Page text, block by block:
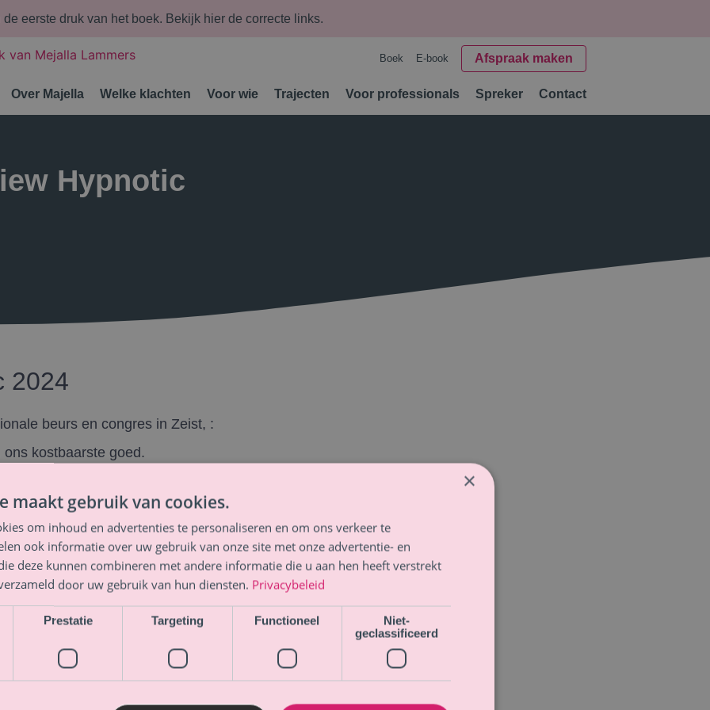
eerste druk van het boek. Bekijk hier de correcte links.
Boek E-book Afspraak maken
Over Majella Welke klachten Voor wie Trajecten Voor professionals Spreker Contact
Hypnotic
2024
beurs en congres in Zeist, :
kostbaarste goed.
enthousiast. Wat een heerlijk
speelse serieusheid.
ontzettend veel waardevolle
en ouders, wellicht nog enkele
een kind met klachten. Majella
×
maakt gebruik van cookies.
om inhoud en advertenties te personaliseren en om ons verkeer te
ook informatie over uw gebruik van onze site met onze advertentie- en
deze kunnen combineren met andere informatie die u aan hen heeft verstrekt
door uw gebruik van hun diensten. Privacybeleid
Prestatie Targeting Functioneel
Niet-
geclassificeerd